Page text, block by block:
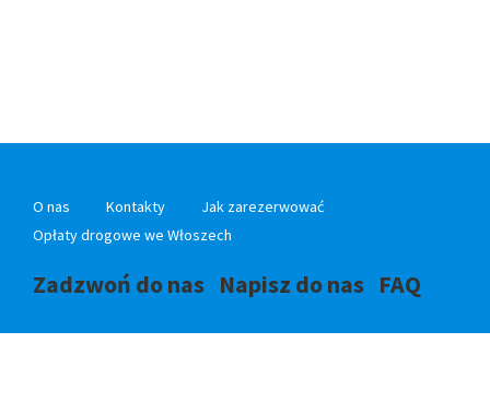
O nas Kontakty
Jak zarezerwować
Opłaty drogowe we Włoszech
Zadzwoń do nas Napisz do nas FAQ